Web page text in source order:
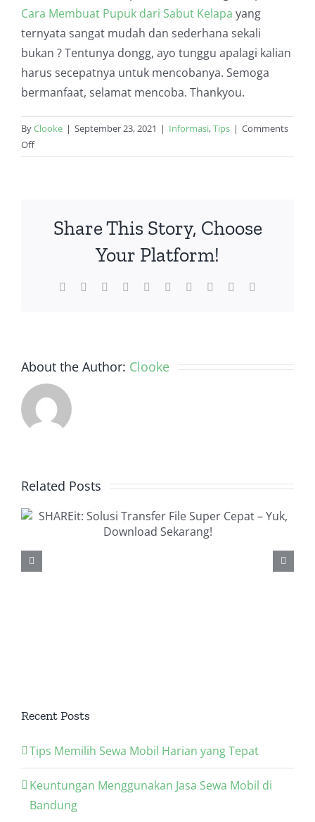
Cara Membuat Pupuk dari Sabut Kelapa yang
ternyata sangat mudah dan sederhana sekali
bukan ? Tentunya dongg, ayo tunggu apalagi kalian
harus secepatnya untuk mencobanya. Semoga
bermanfaat, selamat mencoba. Thankyou.
ByClooke | September 23, 2021 | Informasi,Tips | Comments
Offon
Rahasia!
Share This Story, Choose
Your Platform!
Facebook
TwitterReddit LinkedInWhatsApp
TumblrPinterest Xing
About the Author: Clooke
Related Posts
Recent Posts
Tips Memilih Sewa Mobil Harian yang Tepat
Keuntungan Menggunakan Jasa Sewa Mobil di
Bandung